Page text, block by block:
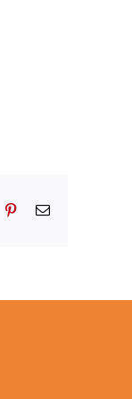
Pinterest
E-